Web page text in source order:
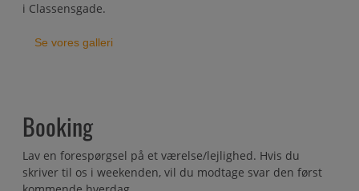
i Classensgade.
Se vores galleri
Booking
Lav en forespørgsel på et værelse/lejlighed. Hvis du
skriver til os i weekenden, vil du modtage svar den først